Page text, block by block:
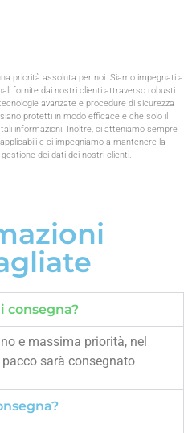
priorità assoluta per noi. Siamo impegnati a
fornite dai nostri clienti attraverso robusti
avanzate e procedure di sicurezza
protetti in modo efficace e che solo il
informazioni. Inoltre, ci atteniamo sempre
e ci impegniamo a mantenere la
dei dati dei nostri clienti.
consegna?
e massima priorità, nel
sarà consegnato